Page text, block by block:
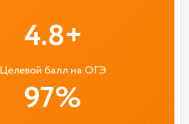
4.8+
Целевой балл на ОГЭ
97%